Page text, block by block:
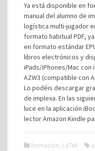
Ya está disponible en
manual del alumno de
logística multi-jugador
formato habitual PDF,
en formato estándar
libros electrónicos y
iPads/iPhones/Mac
AZW3 (compatible con
Lo podéis descargar
de implexa. En las
luce en la aplicación
lector Amazon Kindle
formación, LaTeX